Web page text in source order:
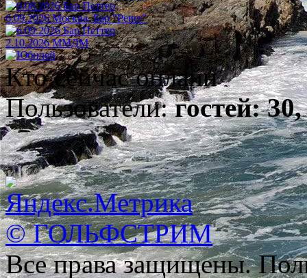
6.09.2026 Москва, Бар "Petter"
2.10.2026 ММДМ
Кто сейчас онлайн
Пользователи:гостей:
© ГОЛЬФСТРИМ
Все права защищены.